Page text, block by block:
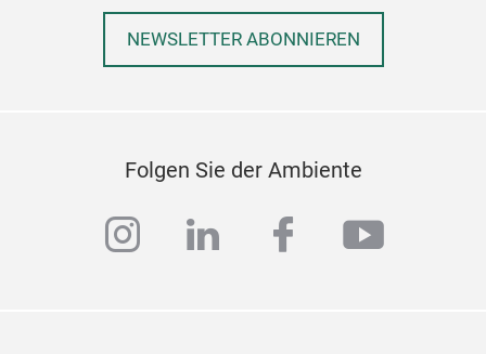
NEWSLETTER ABONNIEREN
Folgen Sie der Ambiente
instagram
linkedinfacebook